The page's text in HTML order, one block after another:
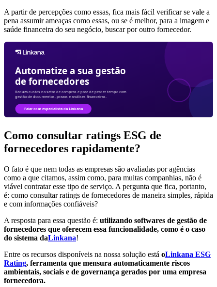
A partir de percepções como essas, fica mais fácil verificar se vale a
pena assumir ameaças como essas, ou se é melhor, para a imagem e
saúde financeira do seu negócio, buscar por outro fornecedor.
Como consultar ratings ESG de
fornecedores rapidamente?
O fato é que nem todas as empresas são avaliadas por agências
como a que citamos, assim como, para muitas companhias, não é
viável contratar esse tipo de serviço. A pergunta que fica, portanto,
é: como consultar ratings de fornecedores de maneira simples, rápida
e com informações confiáveis?
A resposta para essa questão é: utilizando softwares de gestão de
fornecedores que oferecem essa funcionalidade, como é o caso
do sistema daLinkana!
Entre os recursos disponíveis na nossa solução está oLinkana ESG
Rating, ferramenta que mensura automaticamente riscos
ambientais, sociais e de governança gerados por uma empresa
fornecedora.